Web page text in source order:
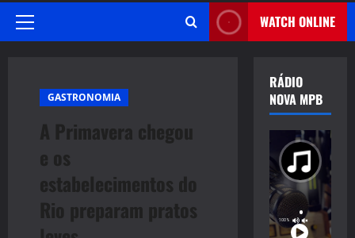
Primary
WATCH ONLINE
GASTRONOMIA
A Primavera chegou
e os
estabelecimentos do
Rio preparam pratos
RÁDIO
NOVA MPB